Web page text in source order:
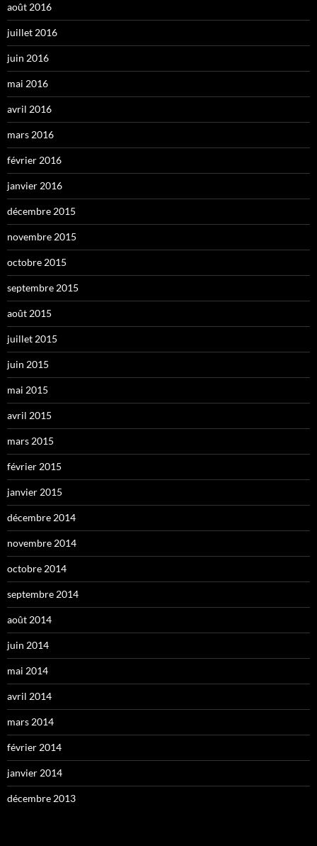
août 2016
juillet 2016
juin 2016
mai 2016
avril 2016
mars 2016
février 2016
janvier 2016
décembre 2015
novembre 2015
octobre 2015
septembre 2015
août 2015
juillet 2015
juin 2015
mai 2015
avril 2015
mars 2015
février 2015
janvier 2015
décembre 2014
novembre 2014
octobre 2014
septembre 2014
août 2014
juin 2014
mai 2014
avril 2014
mars 2014
février 2014
janvier 2014
décembre 2013